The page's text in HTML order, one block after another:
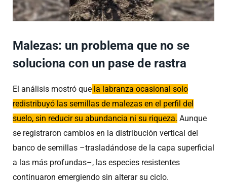
Malezas: un problema que no se
soluciona con un pase de rastra
El análisis mostró que la labranza ocasional solo
redistribuyó las semillas de malezas en el perfil del
suelo, sin reducir su abundancia ni su riqueza. Aunque
se registraron cambios en la distribución vertical del
banco de semillas –trasladándose de la capa superficial
a las más profundas–, las especies resistentes
continuaron emergiendo sin alterar su ciclo.